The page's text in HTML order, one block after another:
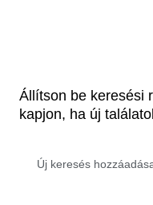
Állítson be keresési
kapjon, ha új